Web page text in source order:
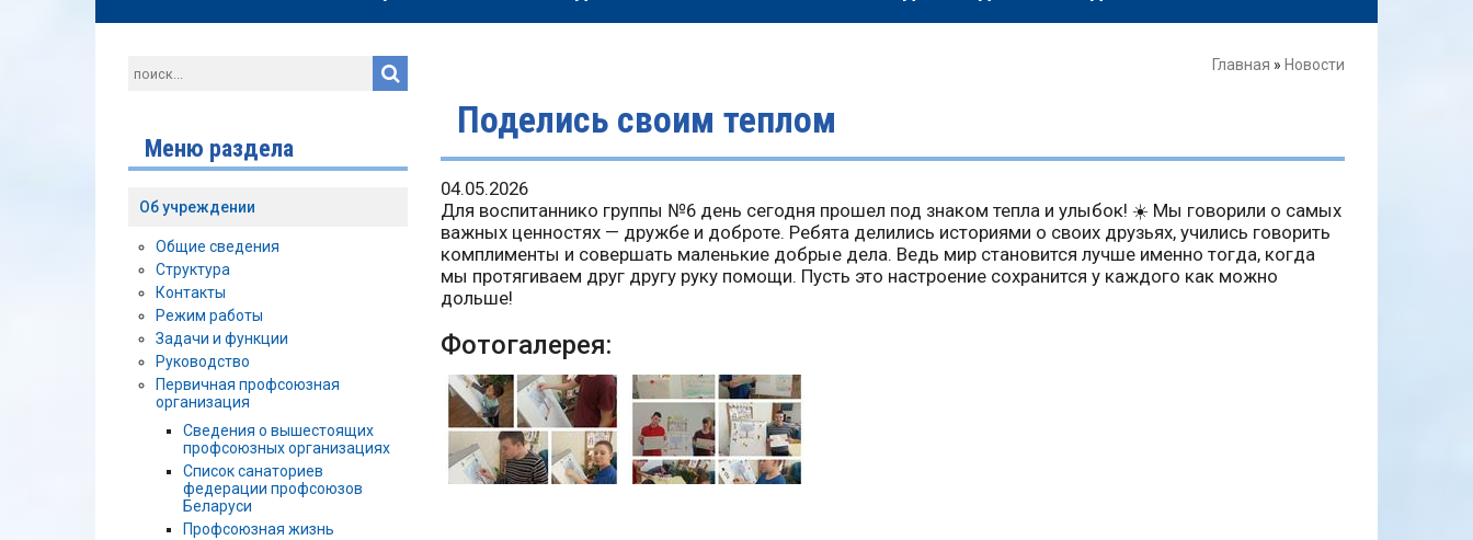
Главная » Новости
Поделись своим теплом
04.05.2026
Для воспитаннико группы №6 день сегодня прошел под знаком тепла и улыбок! ☀️ Мы говорили о самых
важных ценностях — дружбе и доброте. Ребята делились историями о своих друзьях, учились говорить
комплименты и совершать маленькие добрые дела. Ведь мир становится лучше именно тогда, когда
мы протягиваем друг другу руку помощи. Пусть это настроение сохранится у каждого как можно
дольше!
Фотогалерея:
Меню раздела
Об учреждении
Общие сведения
Структура
Контакты
Режим работы
Задачи и функции
Руководство
Первичная профсоюзная
организация
Сведения о вышестоящих
профсоюзных организациях
Список санаториев
федерации профсоюзов
Беларуси
Профсоюзная жизнь